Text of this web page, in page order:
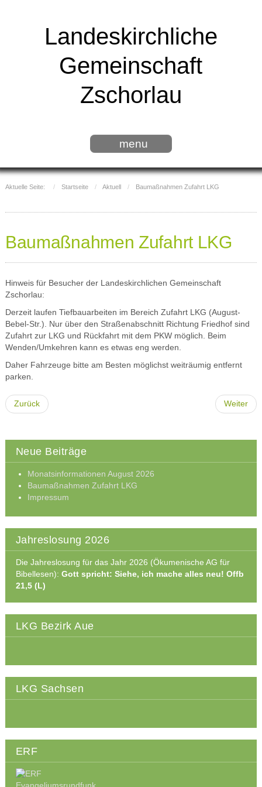
Landeskirchliche
Gemeinschaft
Zschorlau
menu
Aktuelle Seite: Startseite Aktuell Baumaßnahmen Zufahrt LKG
Baumaßnahmen Zufahrt LKG
Hinweis für Besucher der Landeskirchlichen Gemeinschaft
Zschorlau:
Derzeit laufen Tiefbauarbeiten im Bereich Zufahrt LKG (August-
Bebel-Str.). Nur über den Straßenabschnitt Richtung Friedhof sind
Zufahrt zur LKG und Rückfahrt mit dem PKW möglich. Beim
Wenden/Umkehren kann es etwas eng werden.
Daher Fahrzeuge bitte am Besten möglichst weiträumig entfernt
parken.
Zurück Weiter
Neue Beiträge
Monatsinformationen August 2026
Baumaßnahmen Zufahrt LKG
Impressum
Jahreslosung 2026
Die Jahreslosung für das Jahr 2026 (Ökumenische AG für
Bibellesen): Gott spricht: Siehe, ich mache alles neu! Offb
21,5 (L)
LKG Bezirk Aue
LKG Sachsen
ERF